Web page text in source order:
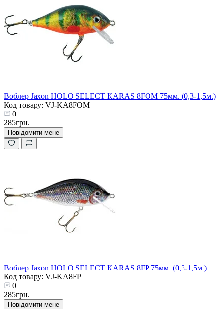
Воблер Jaxon HOLO SELECT KARAS 8FOM 75мм. (0,3-1,5м.)
Код товару: VJ-KA8FOM
0
285грн.
Повідомити мене
Воблер Jaxon HOLO SELECT KARAS 8FP 75мм. (0,3-1,5м.)
Код товару: VJ-KA8FP
0
285грн.
Повідомити мене